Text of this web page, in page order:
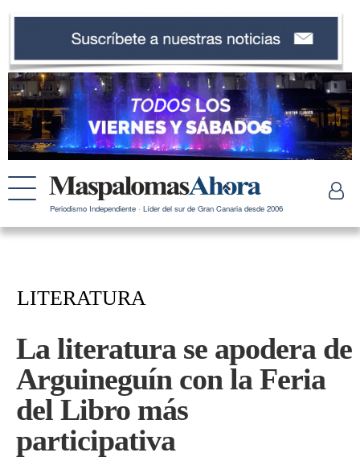
Periodismo Independiente · Líder del sur de Gran Canaria desde 2006
LITERATURA
La literatura se apodera de
Arguineguín con la Feria
del Libro más
participativa